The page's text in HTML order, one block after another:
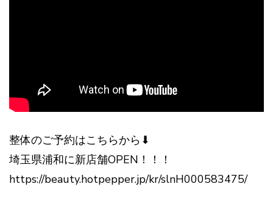
整体のご予約はこちらから⬇︎
埼玉県浦和に新店舗OPEN！！！
https://beauty.hotpepper.jp/kr/slnH000583475/